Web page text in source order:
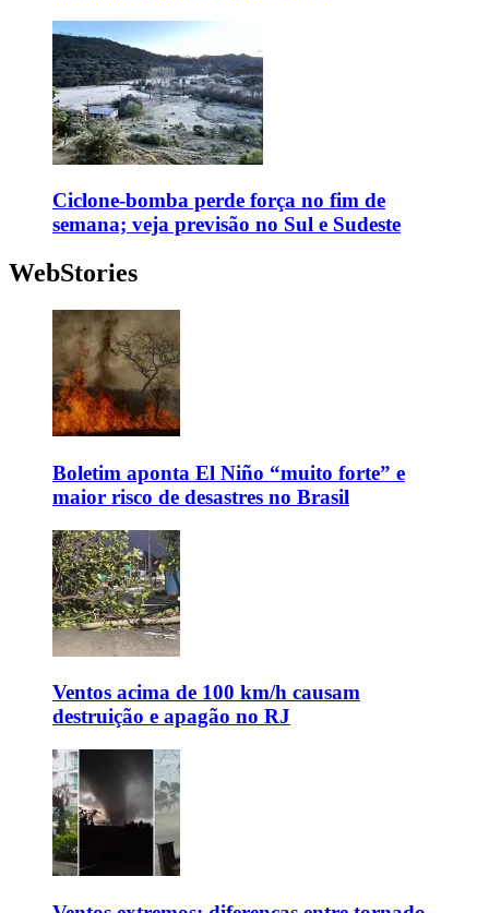
Ciclone-bomba perde força no fim de
semana; veja previsão no Sul e Sudeste
WebStories
Boletim aponta El Niño “muito forte” e
maior risco de desastres no Brasil
Ventos acima de 100 km/h causam
destruição e apagão no RJ